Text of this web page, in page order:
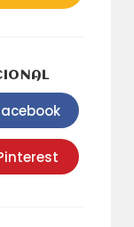
Se
abre
en
una
nueva
ventana
Se
abre